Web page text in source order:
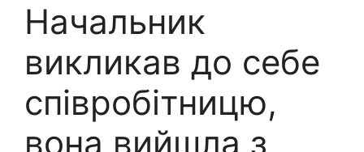
Начальник
викликав до себе
співробітницю,
вона вийшла з